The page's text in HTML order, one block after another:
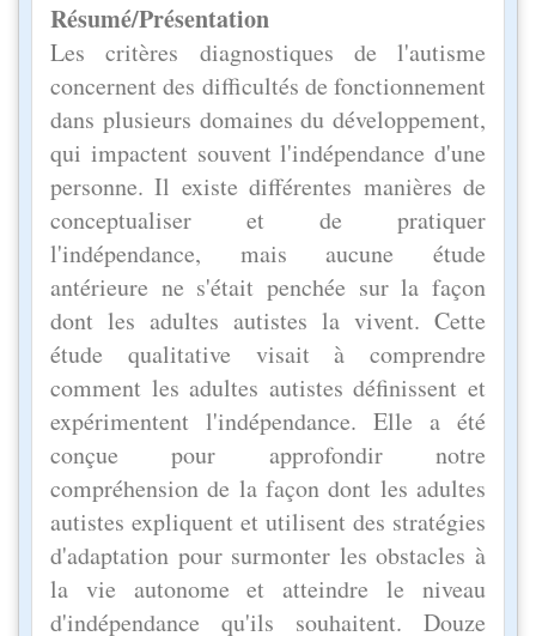
Résumé/Présentation
Les critères diagnostiques de l'autisme
concernent des difficultés de fonctionnement
dans plusieurs domaines du développement,
qui impactent souvent l'indépendance d'une
personne. Il existe différentes manières de
conceptualiser et de pratiquer
l'indépendance, mais aucune étude
antérieure ne s'était penchée sur la façon
dont les adultes autistes la vivent. Cette
étude qualitative visait à comprendre
comment les adultes autistes définissent et
expérimentent l'indépendance. Elle a été
conçue pour approfondir notre
compréhension de la façon dont les adultes
autistes expliquent et utilisent des stratégies
d'adaptation pour surmonter les obstacles à
la vie autonome et atteindre le niveau
d'indépendance qu'ils souhaitent. Douze